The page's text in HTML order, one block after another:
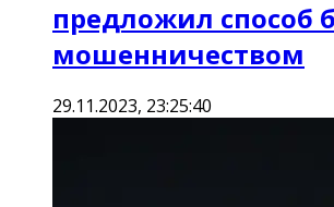
предложил способ
мошенничеством
29.11.2023, 23:25:40